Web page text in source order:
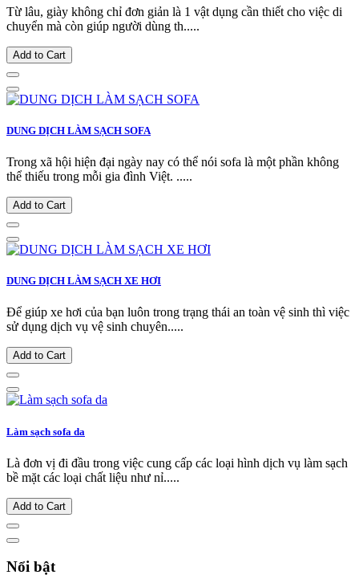
Từ lâu, giày không chỉ đơn giản là 1 vật dụng cần thiết cho việc di
chuyển mà còn giúp người dùng th.....
Add to Cart
DUNG DỊCH LÀM SẠCH SOFA
Trong xã hội hiện đại ngày nay có thể nói sofa là một phần không
thể thiếu trong mỗi gia đình Việt. .....
Add to Cart
DUNG DỊCH LÀM SẠCH XE HƠI
Để giúp xe hơi của bạn luôn trong trạng thái an toàn vệ sinh thì việc
sử dụng dịch vụ vệ sinh chuyên.....
Add to Cart
Làm sạch sofa da
Là đơn vị đi đầu trong việc cung cấp các loại hình dịch vụ làm sạch
bề mặt các loại chất liệu như nỉ.....
Add to Cart
Nổi bật